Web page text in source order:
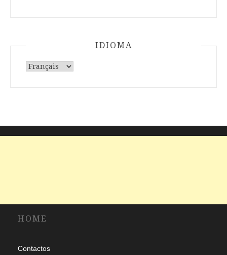
IDIOMA
Choisir
HOME
Contactos